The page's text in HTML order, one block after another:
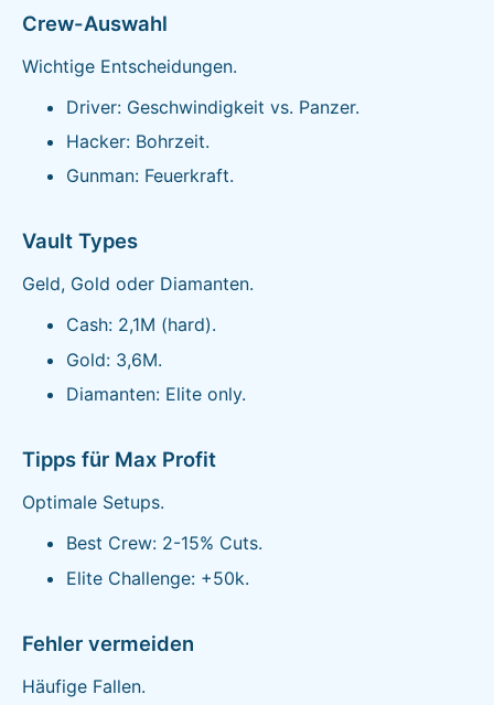
Crew-Auswahl
Wichtige Entscheidungen.
Driver: Geschwindigkeit vs. Panzer.
Hacker: Bohrzeit.
Gunman: Feuerkraft.
Vault Types
Geld, Gold oder Diamanten.
Cash: 2,1M (hard).
Gold: 3,6M.
Diamanten: Elite only.
Tipps für Max Profit
Optimale Setups.
Best Crew: 2-15% Cuts.
Elite Challenge: +50k.
Fehler vermeiden
Häufige Fallen.